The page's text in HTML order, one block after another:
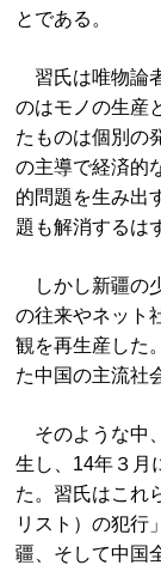
とである。
習氏は唯物論
のはモノの生産
たものは個別の
の主導で経済的
的問題を生み出
題も解消するは
しかし新疆の
の往来やネット
観を再生産した
た中国の主流社
そのような中
生し、14年３月
た。習氏はこれ
リスト）の犯行
疆、そして中国